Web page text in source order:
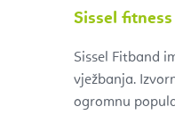
Sissel
Sissel Fitband
vježbanja.
ogromnu